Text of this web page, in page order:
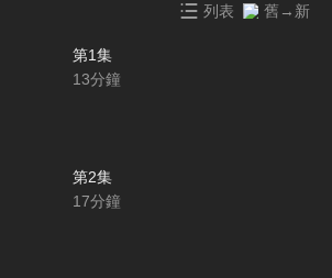
列表 舊→新
第1集
13分鐘
第2集
17分鐘